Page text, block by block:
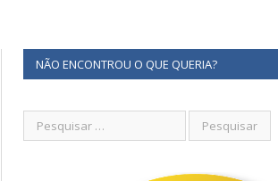
NÃO ENCONTROU O QUE QUERIA?